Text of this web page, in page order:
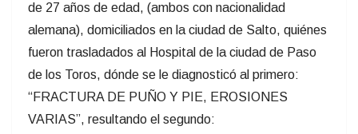
de 27 años de edad, (ambos con nacionalidad
alemana), domiciliados en la ciudad de Salto, quiénes
fueron trasladados al Hospital de la ciudad de Paso
de los Toros, dónde se le diagnosticó al primero:
“FRACTURA DE PUÑO Y PIE, EROSIONES
VARIAS”, resultando el segundo: